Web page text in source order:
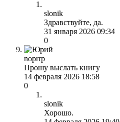
slonik
Здравствуйте, да.
31 января 2026 09:34
0
noprrp
Прошу выслать книгу
14 февраля 2026 18:58
0
slonik
Хорошо.